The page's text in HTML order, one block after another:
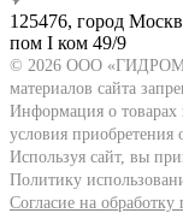
125476, город
пом I ком 49/9
© 2026 ООО
материалов сайта
Информация о товарах
условия приобретения
Используя сайт, вы
Политику
Согласие на